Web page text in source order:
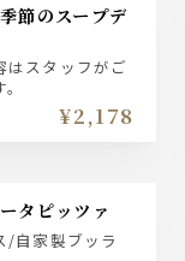
スタッフがご
¥2,178
ータピッツァ
/自家製ブッラ